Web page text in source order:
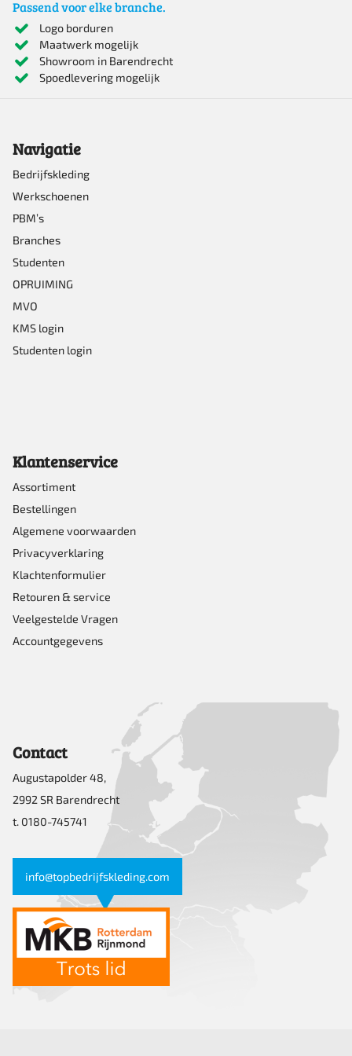
meerdere
variaties.
Deze
gekozen
worden
op
de
productpagina
Passend voor elke branche.
Logo borduren
Maatwerk mogelijk
Showroom in Barendrecht
Spoedlevering mogelijk
Navigatie
Bedrijfskleding
Werkschoenen
PBM’s
Branches
Studenten
OPRUIMING
MVO
KMS login
Studenten login
Klantenservice
Assortiment
Bestellingen
Algemene voorwaarden
Privacyverklaring
Klachtenformulier
Retouren & service
Veelgestelde Vragen
Accountgegevens
Contact
Augustapolder 48,
2992 SR Barendrecht
t. 0180-745741
info@topbedrijfskleding.com